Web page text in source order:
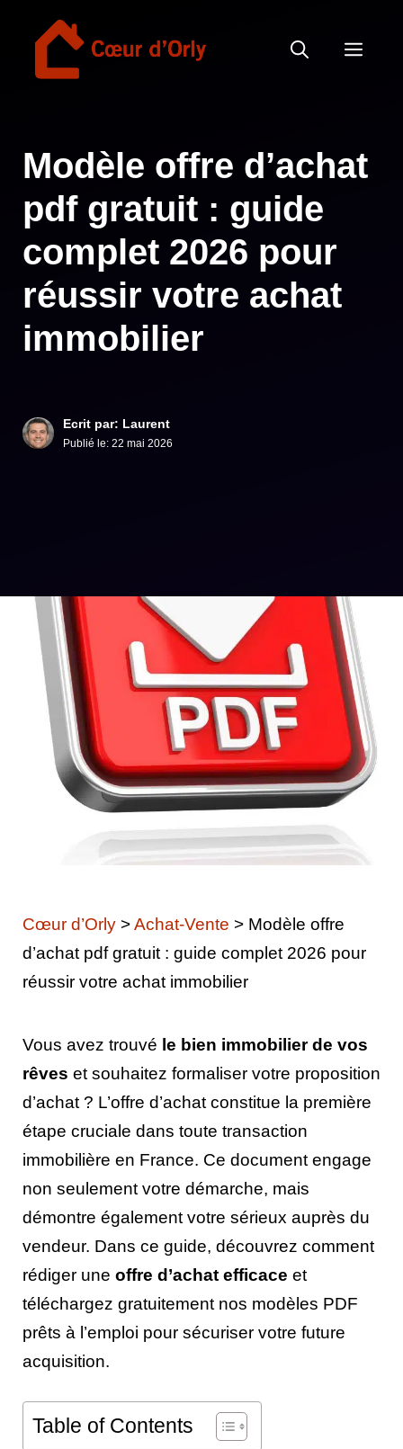
contenu
Modèle offre d’achat
pdf gratuit : guide
complet 2026 pour
réussir votre achat
immobilier
Ecrit par: Laurent
Publié le: 22 mai 2026
Cœur d’Orly >Achat-Vente > Modèle offre
d’achat pdf gratuit : guide complet 2026 pour
réussir votre achat immobilier
Vous avez trouvé le bien immobilier de vos
rêves et souhaitez formaliser votre proposition
d’achat ? L’offre d’achat constitue la première
étape cruciale dans toute transaction
immobilière en France. Ce document engage
non seulement votre démarche, mais
démontre également votre sérieux auprès du
vendeur. Dans ce guide, découvrez comment
rédiger une offre d’achat efficace et
téléchargez gratuitement nos modèles PDF
prêts à l’emploi pour sécuriser votre future
acquisition.
Table of Contents